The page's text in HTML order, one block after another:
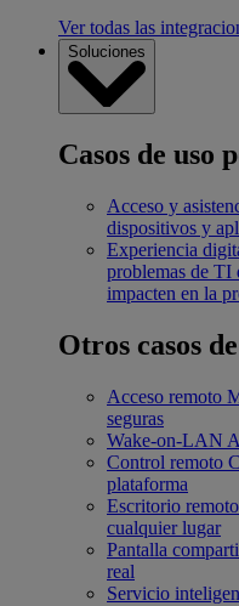
Ver todas las
Soluciones
Casos de uso
Acceso y
dispositivos y
Experiencia
problemas de TI
impacten en la
Otros casos
Acceso remoto
seguras
Wake-on-LAN
Control remoto
plataforma
Escritorio remoto
cualquier lugar
Pantalla
real
Servicio